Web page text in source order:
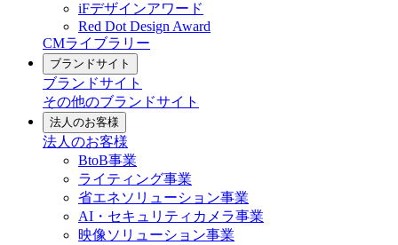
iFデザインアワード
Red Dot Design Award
CMライブラリー
ブランドサイト
ブランドサイト
その他のブランドサイト
法人のお客様
法人のお客様
BtoB事業
ライティング事業
省エネソリューション事業
AI・セキュリティカメラ事業
映像ソリューション事業